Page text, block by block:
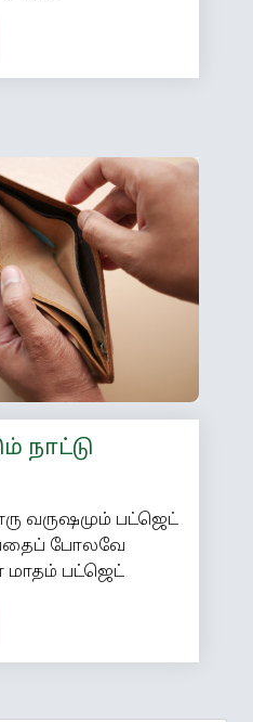
சிக்கனமாக
கற்பனைத்
பணம் சேர்;
புலனாய்வு
வழிபடுவதற்குமுன்
செய்துகொள்;
சேமித்துக் கொள்;
உங்கள்
நாட்டு
வருஷமும் பட்ஜெட்
போலவே
மாதம் பட்ஜெட்
கண்காணிப்பது
போடும்
எது